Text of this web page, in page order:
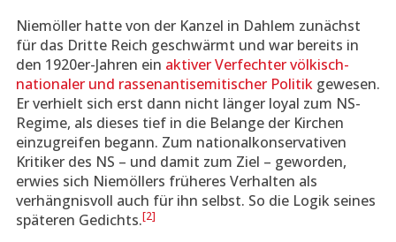
Niemöller hatte von der Kanzel in Dahlem zunächst
für das Dritte Reich geschwärmt und war bereits in
den 1920er-Jahren ein aktiver Verfechter völkisch-
nationaler und rassenantisemitischer Politikgewesen.
Er verhielt sich erst dann nicht länger loyal zum NS-
Regime, als dieses tief in die Belange der Kirchen
einzugreifen begann. Zum nationalkonservativen
Kritiker des NS – und damit zum Ziel – geworden,
erwies sich Niemöllers früheres Verhalten als
verhängnisvoll auch für ihn selbst. So die Logik seines
späteren Gedichts.[2]